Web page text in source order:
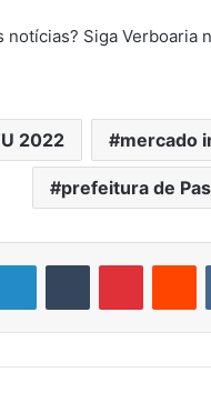
Siga Verboaria
2022 mercado
prefeitura de